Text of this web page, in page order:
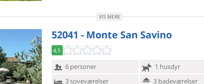
VIS MERE
52041 - Monte San Savino
4,5
6 personer
1 husdyr
3 soveværelser
3 badeværelser